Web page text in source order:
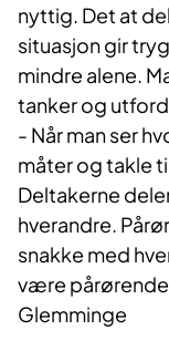
nyttig. Det at
situasjon gir
mindre alene.
tanker og
- Når man ser
måter og takle
Deltakerne
hverandre.
snakke med
være pårørende
Glemminge